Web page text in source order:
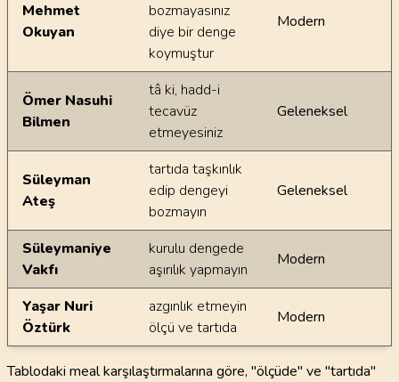
Mehmet
Okuyan
bozmayasınız
diye bir denge
koymuştur
Modern
Ömer Nasuhi
Bilmen
tâ ki, hadd-i
tecavüz
etmeyesiniz
Geleneksel
Süleyman
Ateş
tartıda taşkınlık
edip dengeyi
bozmayın
Geleneksel
Süleymaniye
Vakfı
kurulu dengede
aşırılık yapmayın
Modern
Yaşar Nuri
Öztürk
azgınlık etmeyin
ölçü ve tartıda
Modern
Tablodaki meal karşılaştırmalarına göre, "ölçüde" ve "tartıda"